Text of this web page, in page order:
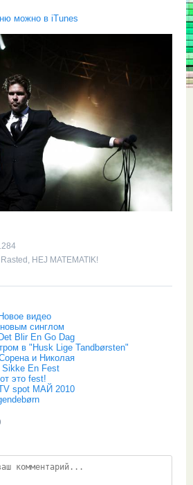
можно в iTunes
, HEJ MATEMATIK!
видео
синглом
Blir En Go Dag
в "Husk Lige Tandbørsten"
и Николая
En Fest
это fest!
spot МАЙ 2010